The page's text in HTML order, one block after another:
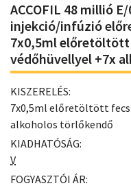
ACCOFIL 48 millió
injekció/infúzió
7x0,5ml
védőhüvellyel +7x
KISZERELÉS:
7x0,5ml előretöltött
alkoholos törlőkendő
KIADHATÓSÁG:
V
FOGYASZTÓI ÁR: